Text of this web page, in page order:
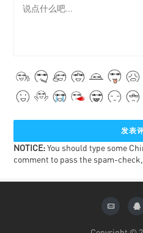
NOTICE:You should type some
comment to pass the spam-